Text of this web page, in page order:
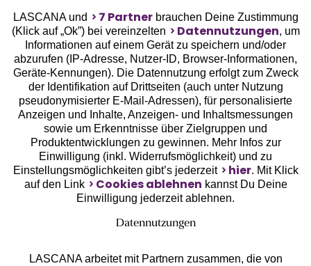
Geprüfte Sicherheit
Unsere Apps
LASCANA und 7 Partnerbrauchen Deine Zustimmung
(Klick auf „Ok”) bei vereinzelten
Datennutzungen, um
Informationen auf einem Gerät zu speichern und/oder
abzurufen (IP-Adresse, Nutzer-ID, Browser-Informationen,
Geräte-Kennungen). Die Datennutzung erfolgt zum Zweck
der Identifikation auf Drittseiten (auch unter Nutzung
pseudonymisierter E-Mail-Adressen), für personalisierte
Anzeigen und Inhalte, Anzeigen- und Inhaltsmessungen
sowie um Erkenntnisse über Zielgruppen und
Produktentwicklungen zu gewinnen. Mehr Infos zur
Einwilligung (inkl. Widerrufsmöglichkeit) und zu
Einstellungsmöglichkeiten gibt’s jederzeit
hier. Mit Klick
auf den Link
Cookies ablehnen kannst Du Deine
Einwilligung jederzeit ablehnen.
Datennutzungen
LASCANA arbeitet mit Partnern zusammen, die von